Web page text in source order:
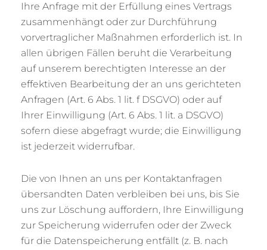
Ihre Anfrage mit der Erfüllung eines Vertrags
zusammenhängt oder zur Durchführung
vorvertraglicher Maßnahmen erforderlich ist. In
allen übrigen Fällen beruht die Verarbeitung
auf unserem berechtigten Interesse an der
effektiven Bearbeitung der an uns gerichteten
Anfragen (Art. 6 Abs. 1 lit. f DSGVO) oder auf
Ihrer Einwilligung (Art. 6 Abs. 1 lit. a DSGVO)
sofern diese abgefragt wurde; die Einwilligung
ist jederzeit widerrufbar.
Die von Ihnen an uns per Kontaktanfragen
übersandten Daten verbleiben bei uns, bis Sie
uns zur Löschung auffordern, Ihre Einwilligung
zur Speicherung widerrufen oder der Zweck
für die Datenspeicherung entfällt (z. B. nach